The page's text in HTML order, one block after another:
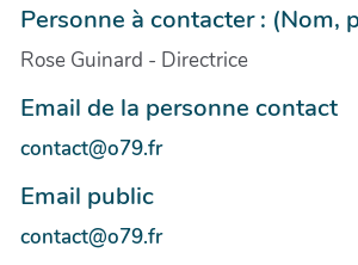
Personne à contacter : (Nom,
Rose Guinard - Directrice
Email de la personne contact
contact@o79.fr
Email public
contact@o79.fr